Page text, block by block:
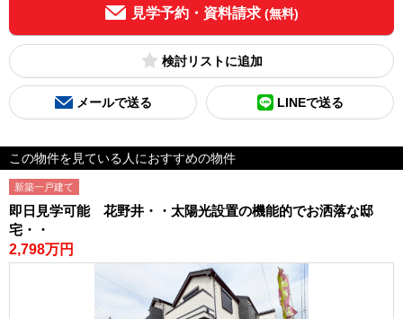
見学予約・資料請求 (無料)
検討リスト
メールで送る LINEで送る
この物件を見ている人におすすめの物件
新築一戸建て
即日見学可能 花野井・・太陽光設置の機能的でお洒落な邸
宅・・
2,798万円